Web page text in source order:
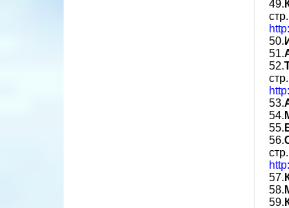
49.
50.
51.
52.
53.
54.
55.
56.
57.
58.
59.